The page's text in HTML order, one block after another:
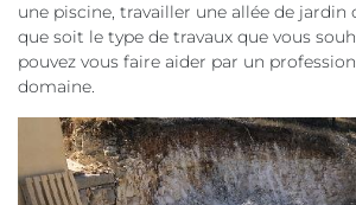
une piscine, travailler une allée de jardin
que soit le type de travaux que vous
pouvez vous faire aider par un
domaine.